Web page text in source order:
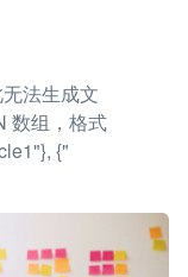
法生成文
数组，格式
{"